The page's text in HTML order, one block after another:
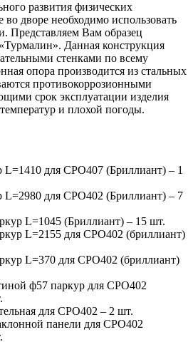
развития физических
во дворе необходимо использовать
Представляем Вам образец
Данная конструкция
стенками по всему
опора производится из стальных
противокоррозионными
срок эксплуатации изделия
и плохой погоды.
L=1410 для СРО407 (Бриллиант) – 1
L=2980 для СРО402 (Бриллиант) – 7
L=1045 (Бриллиант) – 15 шт.
L=2155 для СРО402 (бриллиант)
L=370 для СРО402 (бриллиант)
ф57 паркур для СРО402
для СРО402 – 2 шт.
панели для СРО402